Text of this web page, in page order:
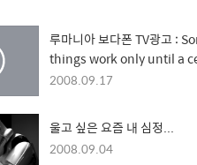
루마니아 보다폰 TV광고 :
things work only until a
age. So make the most of
2008.09.17
울고 싶은 요즘 내 심정...
2008.09.04